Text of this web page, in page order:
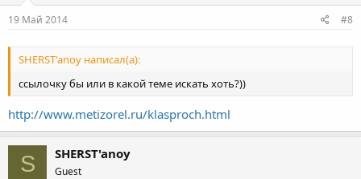
19 Май 2014 #8
SHERST'anoy написал(а):
ссылочку бы или в какой теме искать хоть?))
http://www.metizorel.ru/klasproch.html
S SHERST'anoy
Guest